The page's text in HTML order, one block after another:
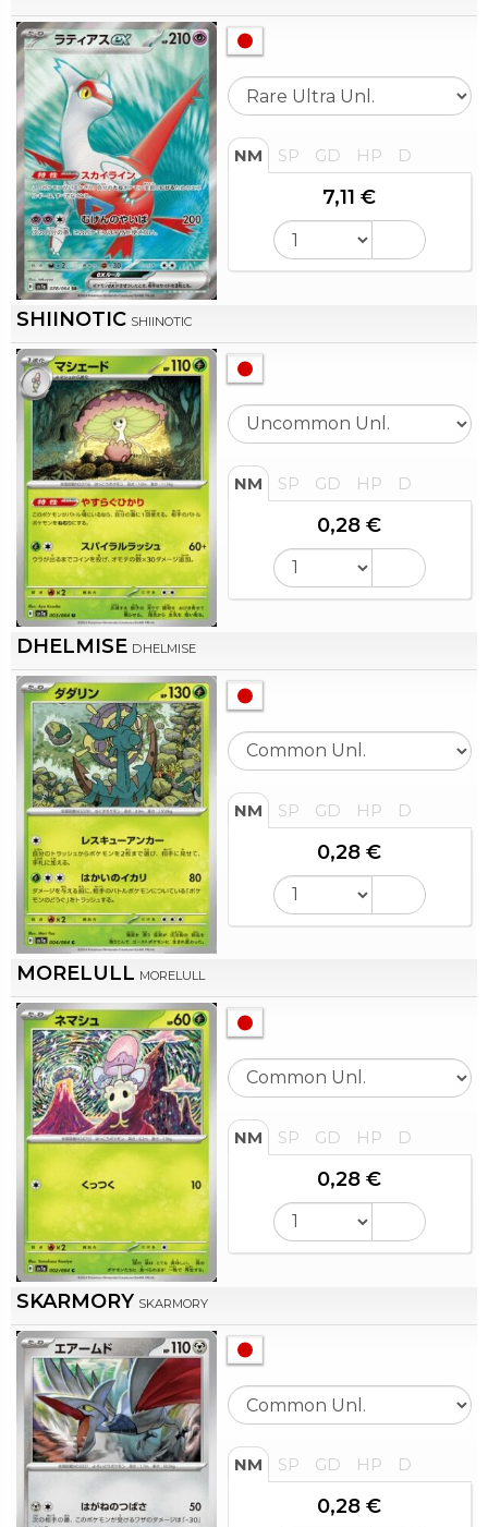
NM SP GD HP D
7,11 €
SHIINOTIC SHIINOTIC
NM SP GD HP D
0,28 €
DHELMISE DHELMISE
NM SP GD HP D
0,28 €
MORELULL MORELULL
NM SP GD HP D
0,28 €
SKARMORY SKARMORY
NM SP GD HP D
0,28 €